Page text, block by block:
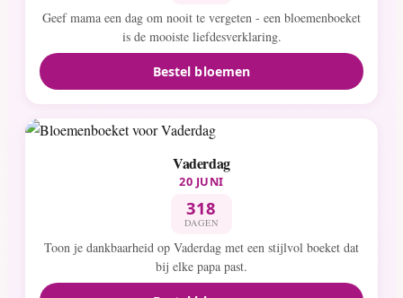
Geef mama een dag om nooit te vergeten - een bloemenboeket
is de mooiste liefdesverklaring.
Bestel bloemen
Vaderdag
20 JUNI
318
DAGEN
Toon je dankbaarheid op Vaderdag met een stijlvol boeket dat
bij elke papa past.